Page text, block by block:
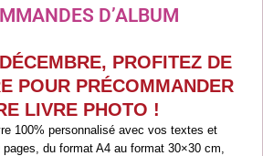
D’ALBUM
PROFITEZ DE
POUR PRÉCOMMANDER
LIVRE PHOTO !
100% personnalisé avec vos textes et
du format A4 au format 30×30 cm,